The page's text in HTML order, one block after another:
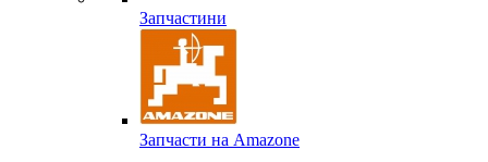
Запчастини
Запчасти на Amazone